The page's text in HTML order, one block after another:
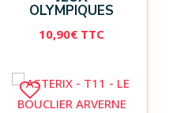
OLYMPIQUES
10,90€ TTC